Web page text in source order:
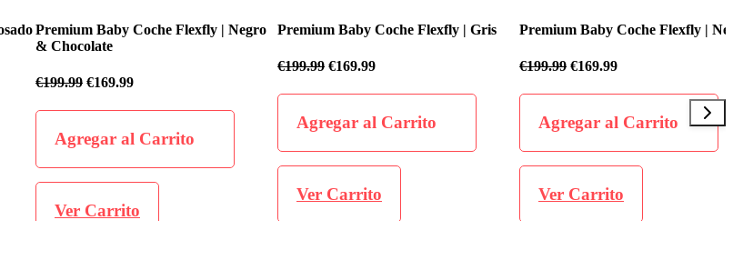
Premium Baby Coche Flexfly | Negro
& Chocolate
199.99 €169.99
Agregar al Carrito
Ver Carrito
Premium Baby Coche Flexfly | Gris
199.99 €169.99
Agregar al Carrito
Ver Carrito
Premium Baby Coche Flexfly | Negro
199.99 €169.99
Agregar al Carrito
Ver Carrito